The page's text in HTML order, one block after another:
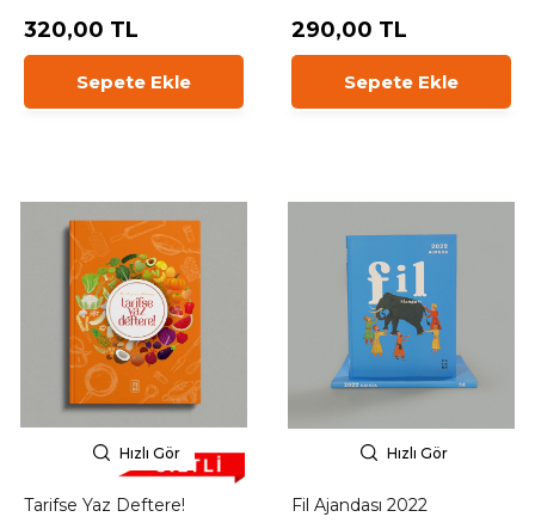
320,00 TL
Sepete Ekle
290,00 TL
Sepete Ekle
Hızlı Gör
Tarifse Yaz Deftere!
Hızlı Gör
Fil Ajandası 2022